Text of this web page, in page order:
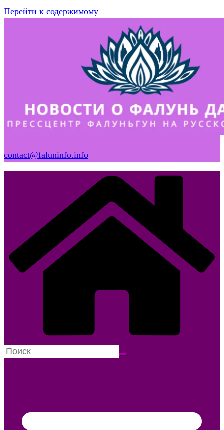
Перейти к содержимому
contact@faluninfo.info